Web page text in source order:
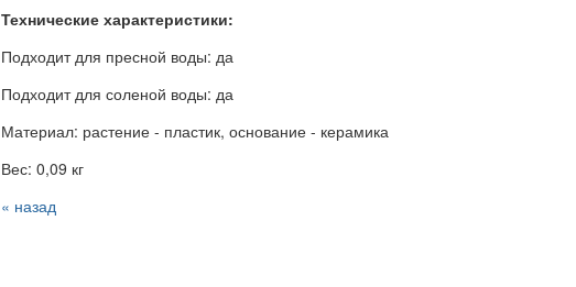
Технические характеристики:
Подходит для пресной воды: да
Подходит для соленой воды: да
Материал: растение - пластик, основание - керамика
Вес: 0,09 кг
« назад